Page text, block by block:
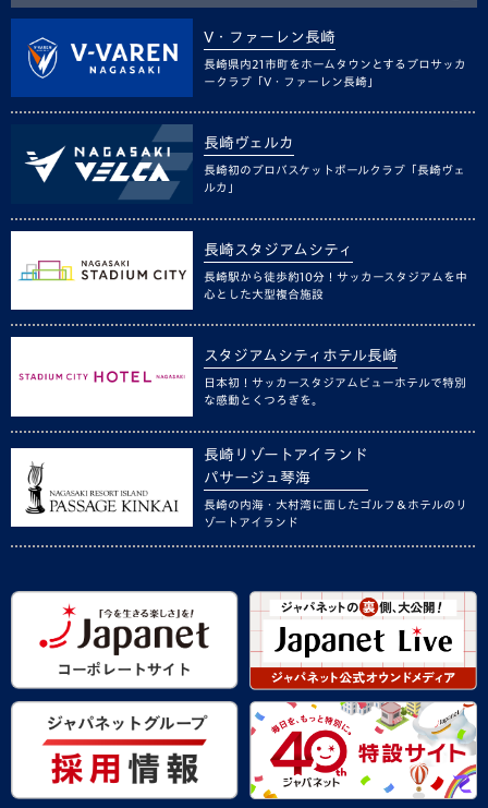
V・ファーレン長崎
長崎県内21市町をホームタウンとするプロサッカ
ークラブ「V・ファーレン長崎」
長崎ヴェルカ
長崎初のプロバスケットボールクラブ「長崎ヴェ
ルカ」
長崎スタジアムシティ
長崎駅から徒歩約10分！サッカースタジアムを中
心とした大型複合施設
スタジアムシティホテル長崎
日本初！サッカースタジアムビューホテルで特別
な感動とくつろぎを。
長崎リゾートアイランド
パサージュ琴海
長崎の内海・大村湾に面したゴルフ＆ホテルのリ
ゾートアイランド